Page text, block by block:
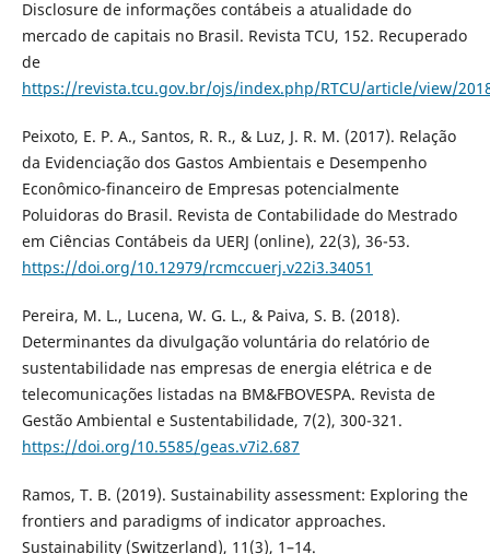
Disclosure de informações contábeis a atualidade do
mercado de capitais no Brasil. Revista TCU, 152. Recuperado
de
https://revista.tcu.gov.br/ojs/index.php/RTCU/article/view/
Peixoto, E. P. A., Santos, R. R., & Luz, J. R. M. (2017). Relação
da Evidenciação dos Gastos Ambientais e Desempenho
Econômico-financeiro de Empresas potencialmente
Poluidoras do Brasil. Revista de Contabilidade do Mestrado
em Ciências Contábeis da UERJ (online), 22(3), 36-53.
https://doi.org/10.12979/rcmccuerj.v22i3.34051
Pereira, M. L., Lucena, W. G. L., & Paiva, S. B. (2018).
Determinantes da divulgação voluntária do relatório de
sustentabilidade nas empresas de energia elétrica e de
telecomunicações listadas na BM&FBOVESPA. Revista de
Gestão Ambiental e Sustentabilidade, 7(2), 300-321.
https://doi.org/10.5585/geas.v7i2.687
Ramos, T. B. (2019). Sustainability assessment: Exploring the
frontiers and paradigms of indicator approaches.
Sustainability (Switzerland), 11(3), 1–14.